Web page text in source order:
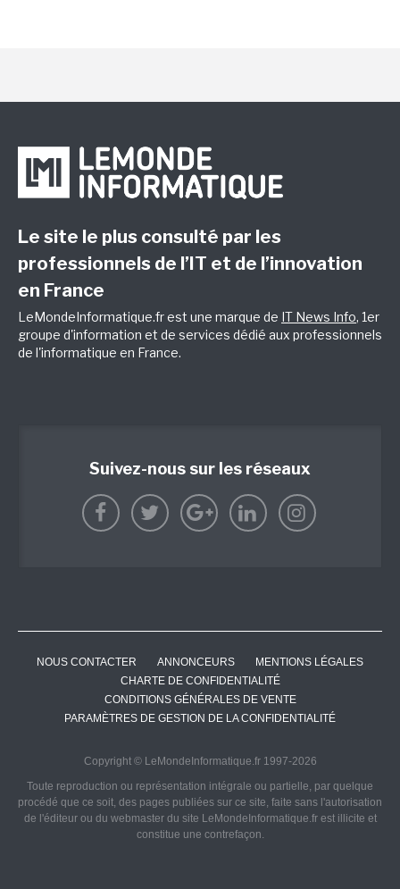
Le site le plus consulté par les
professionnels de l’IT et de l’innovation
en France
LeMondeInformatique.fr est une marque de IT News Info, 1er
groupe d'information et de services dédié aux professionnels
de l'informatique en France.
Suivez-nous sur les réseaux
NOUS CONTACTER ANNONCEURS
MENTIONS LÉGALES
CHARTE DE CONFIDENTIALITÉ
CONDITIONS GÉNÉRALES DE VENTE
PARAMÈTRES DE GESTION DE LA CONFIDENTIALITÉ
Copyright © LeMondeInformatique.fr 1997-2026
Toute reproduction ou représentation intégrale ou partielle, par quelque
procédé que ce soit, des pages publiées sur ce site, faite sans l'autorisation
de l'éditeur ou du webmaster du site LeMondeInformatique.fr est illicite et
constitue une contrefaçon.